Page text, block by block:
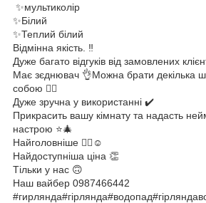
✨мультиколір
✨Білий
✨Теплий білий
Відмінна якість. ‼️
Дуже багато відгуків від замовлених
Має зєднювач 👌Можна брати декілька
собою ✊🏻
Дуже зручна у використанні ✔️
Прикрасить вашу кімнату та надасть
настрою ⭐️🎄
Найголовніше ☝🏻☺️
Найдоступніша ціна 👏
Тільки у нас 🙃
Наш вайбер 0987466442